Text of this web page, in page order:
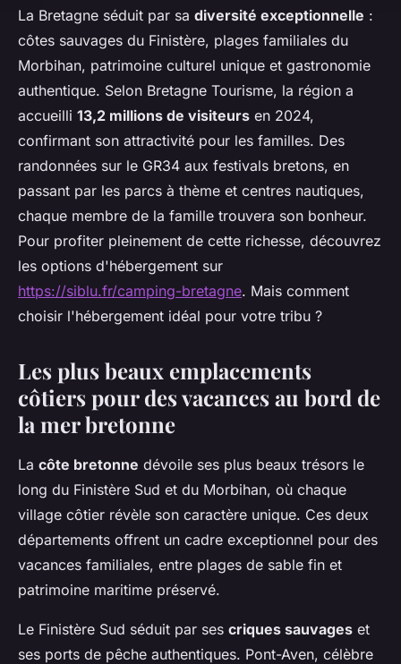
La Bretagne séduit par sa diversité exceptionnelle :
côtes sauvages du Finistère, plages familiales du
Morbihan, patrimoine culturel unique et gastronomie
authentique. Selon Bretagne Tourisme, la région a
accueilli 13,2 millions de visiteurs en 2024,
confirmant son attractivité pour les familles. Des
randonnées sur le GR34 aux festivals bretons, en
passant par les parcs à thème et centres nautiques,
chaque membre de la famille trouvera son bonheur.
Pour profiter pleinement de cette richesse, découvrez
les options d'hébergement sur
https://siblu.fr/camping-bretagne. Mais comment
choisir l'hébergement idéal pour votre tribu ?
Les plus beaux emplacements
côtiers pour des vacances au bord de
la mer bretonne
La côte bretonne dévoile ses plus beaux trésors le
long du Finistère Sud et du Morbihan, où chaque
village côtier révèle son caractère unique. Ces deux
départements offrent un cadre exceptionnel pour des
vacances familiales, entre plages de sable fin et
patrimoine maritime préservé.
Le Finistère Sud séduit par ses criques sauvages et
ses ports de pêche authentiques. Pont-Aven, célèbre